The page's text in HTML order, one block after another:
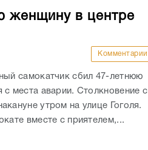
женщину в центре
Комментарии
самокатчик сбил 47-летнюю
места аварии. Столкновение с
утром на улице Гоголя.
вместе с приятелем,...